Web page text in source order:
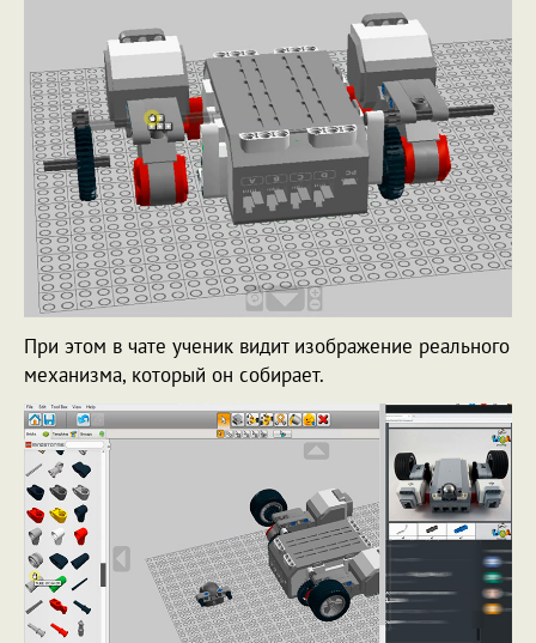
При этом в чате ученик видит изображение реального
механизма, который он собирает.